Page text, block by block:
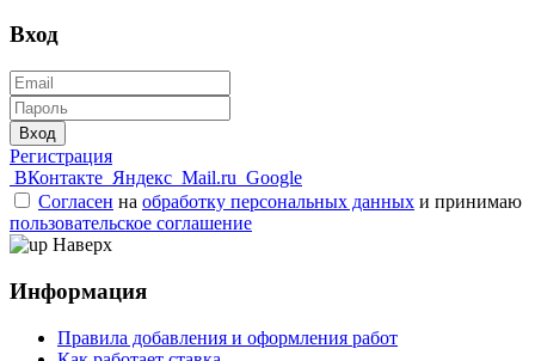
Вход
Вход
Регистрация
ВКонтакте Яндекс Mail.ru Google
Согласен на обработку персональных данных и принимаю
пользовательское соглашение
Наверх
Информация
Правила добавления и оформления работ